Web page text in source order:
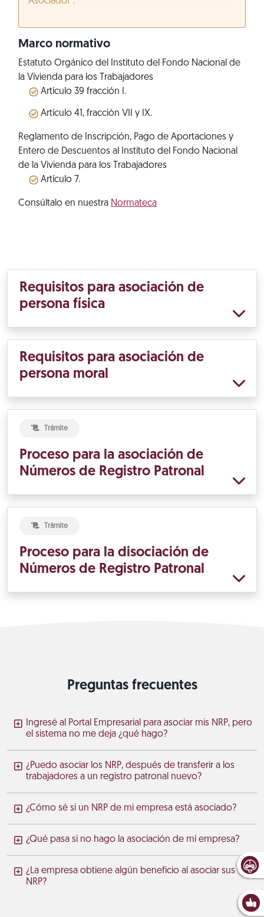
Marco normativo
Estatuto Orgánico del Instituto del Fondo Nacional de
la Vivienda para los Trabajadores
Artículo 39 fracción I.
Artículo 41, fracción VII y IX.
Reglamento de Inscripción, Pago de Aportaciones y
Entero de Descuentos al Instituto del Fondo Nacional
de la Vivienda para los Trabajadores
Artículo 7.
Consúltalo en nuestra Normateca
Requisitos para asociación de
persona física
Requisitos para asociación de
persona moral
Trámite
Proceso para la asociación de
Números de Registro Patronal
Trámite
Proceso para la disociación de
Números de Registro Patronal
Preguntas frecuentes
Ingresé al Portal Empresarial para asociar mis NRP, pero
el sistema no me deja ¿qué hago?
¿Puedo asociar los NRP, después de transferir a los
trabajadores a un registro patronal nuevo?
¿Cómo sé si un NRP de mi empresa está asociado?
¿Qué pasa si no hago la asociación de mi empresa?
¿La empresa obtiene algún beneficio al asociar sus
NRP?